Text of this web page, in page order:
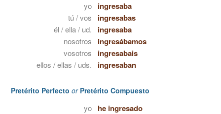
yo ingresaba
tú / vos ingresabas
él / ella / ud. ingresaba
nosotros ingresábamos
vosotros ingresabais
ellos / ellas / uds. ingresaban
Pretérito Perfecto orPretérito Compuesto
yo he ingresado